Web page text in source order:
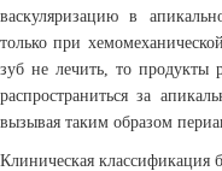
васкуляризацию в
только при
зуб не лечить, то продукты
распространиться за
вызывая таким образом
Клиническая классификация